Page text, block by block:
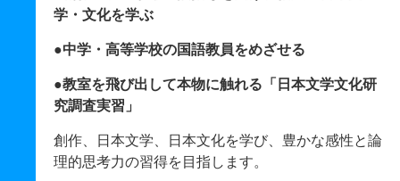
学・文化を学ぶ
●中学・高等学校の国語教員をめざせる
●教室を飛び出して本物に触れる「日本文学文化研
究調査実習」
創作、日本文学、日本文化を学び、豊かな感性と論
理的思考力の習得を目指します。